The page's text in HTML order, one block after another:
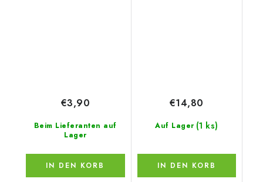
Beim Lieferanten auf
Lager
€3,90
IN DEN KORB
Auf Lager (1 ks)
€14,80
IN DEN KORB